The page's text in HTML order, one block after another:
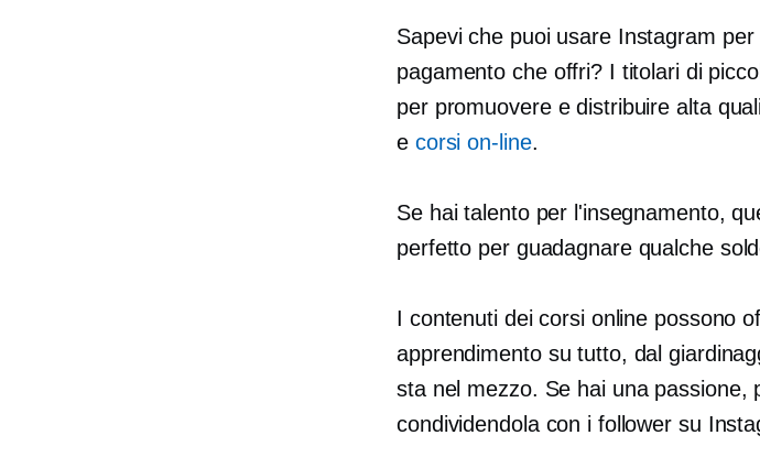
Sapevi che puoi usare Instagram
pagamento che offri? I titolari di
per promuovere e distribuirealta
e corsi on-line.
Se hai talento per l'insegnamento,
perfetto per guadagnare qualche
I contenuti dei corsi online possono
apprendimento su tutto, dal
sta nel mezzo. Se hai una passione,
condividendola con i follower su